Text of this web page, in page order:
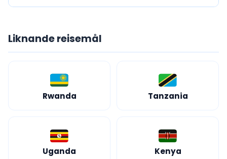
Liknande reisemål
Rwanda Tanzania
Uganda Kenya